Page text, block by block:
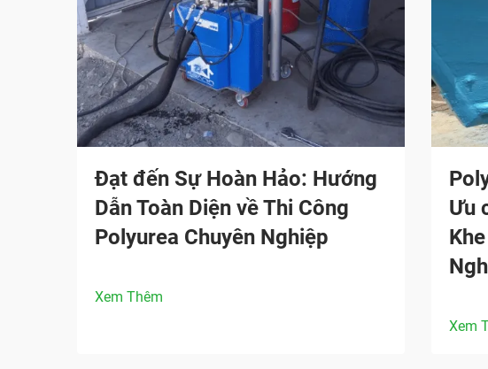
Đạt đến Sự Hoàn Hảo: Hướng
Dẫn Toàn Diện về Thi Công
Polyurea Chuyên Nghiệp
Xem Thêm
Ưu
Xem